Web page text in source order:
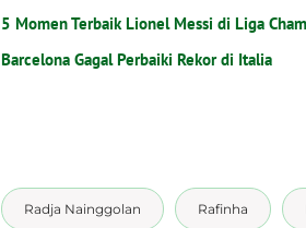
5 Momen Terbaik Lionel Messi di Liga
Barcelona Gagal Perbaiki Rekor di Italia
Radja Nainggolan Rafinha